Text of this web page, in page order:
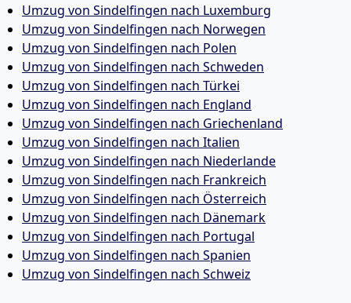
Umzug von Sindelfingen nach Luxemburg
Umzug von Sindelfingen nach Norwegen
Umzug von Sindelfingen nach Polen
Umzug von Sindelfingen nach Schweden
Umzug von Sindelfingen nach Türkei
Umzug von Sindelfingen nach England
Umzug von Sindelfingen nach Griechenland
Umzug von Sindelfingen nach Italien
Umzug von Sindelfingen nach Niederlande
Umzug von Sindelfingen nach Frankreich
Umzug von Sindelfingen nach Österreich
Umzug von Sindelfingen nach Dänemark
Umzug von Sindelfingen nach Portugal
Umzug von Sindelfingen nach Spanien
Umzug von Sindelfingen nach Schweiz